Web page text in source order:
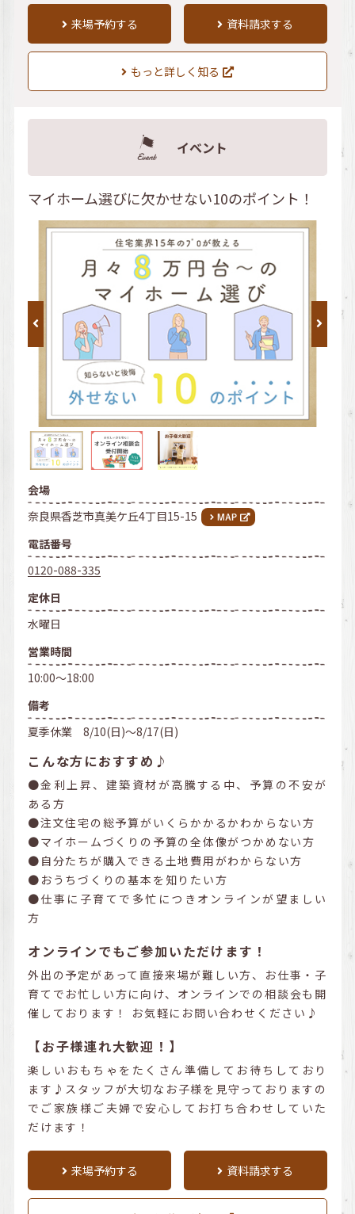
来場予約する 資料請求する
もっと詳しく知る
イベント
マイホーム選びに欠かせない10のポイント！
会場
奈良県香芝市真美ケ丘4丁目15-15
電話番号
0120-088-335
定休日
水曜日
営業時間
10:00～18:00
備考
夏季休業 8/10(日)～8/17(日)
こんな方におすすめ♪
●金利上昇、建築資材が高騰する中、予算の不安が
ある方
●注文住宅の総予算がいくらかかるかわからない方
●マイホームづくりの予算の全体像がつかめない方
●自分たちが購入できる土地費用がわからない方
●おうちづくりの基本を知りたい方
●仕事に子育てで多忙につきオンラインが望ましい
方
オンラインでもご参加いただけます！
外出の予定があって直接来場が難しい方、お仕事・子
育てでお忙しい方に向け、オンラインでの相談会も開
催しております！ お気軽にお問い合わせください♪
【お子様連れ大歓迎！】
楽しいおもちゃをたくさん準備してお待ちしており
ます♪スタッフが大切なお子様を見守っておりますの
でご家族様ご夫婦で安心してお打ち合わせしていた
だけます！
来場予約する 資料請求する